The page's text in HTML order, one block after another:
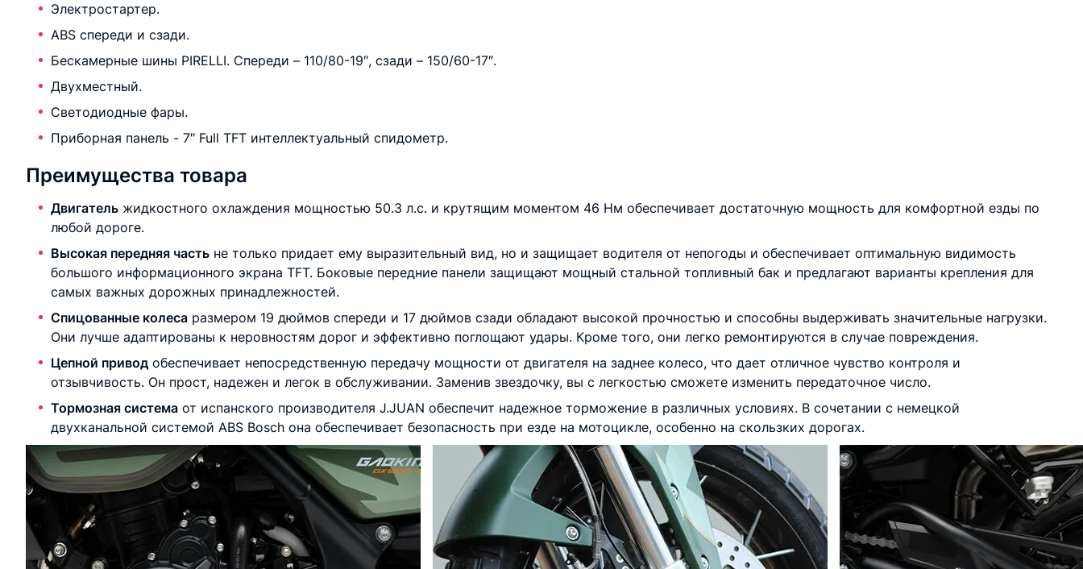
Электростартер.
ABS спереди и сзади.
Бескамерные шины PIRELLI. Спереди – 110/80-19″, сзади – 150/60-17″.
Двухместный.
Светодиодные фары.
Приборная панель - 7″ Full TFT интеллектуальный спидометр.
Преимущества товара
Двигатель жидкостного охлаждения мощностью 50.3 л.с. и крутящим моментом 46 Нм обеспечивает достаточную мощность для комфортной езды по
любой дороге.
Высокая передняя часть не только придает ему выразительный вид, но и защищает водителя от непогоды и обеспечивает оптимальную видимость
большого информационного экрана TFT. Боковые передние панели защищают мощный стальной топливный бак и предлагают варианты крепления для
самых важных дорожных принадлежностей.
Спицованные колеса размером 19 дюймов спереди и 17 дюймов сзади обладают высокой прочностью и способны выдерживать значительные нагрузки.
Они лучше адаптированы к неровностям дорог и эффективно поглощают удары. Кроме того, они легко ремонтируются в случае повреждения.
Цепной привод обеспечивает непосредственную передачу мощности от двигателя на заднее колесо, что дает отличное чувство контроля и
отзывчивость. Он прост, надежен и легок в обслуживании. Заменив звездочку, вы с легкостью сможете изменить передаточное число.
Тормозная система от испанского производителя J.JUAN обеспечит надежное торможение в различных условиях. В сочетании с немецкой
двухканальной системой ABS Bosch она обеспечивает безопасность при езде на мотоцикле, особенно на скользких дорогах.